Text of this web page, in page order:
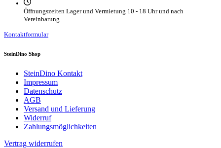
Öffnungszeiten Lager und Vermietung 10 - 18 Uhr und nach
Vereinbarung
Kontaktformular
SteinDino Shop
SteinDino Kontakt
Impressum
Datenschutz
AGB
Versand und Lieferung
Widerruf
Zahlungsmöglichkeiten
Vertrag widerrufen